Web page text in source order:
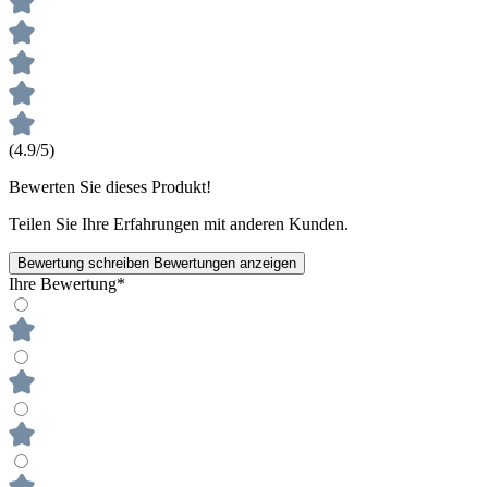
(4.9/5)
Bewerten Sie dieses Produkt!
Teilen Sie Ihre Erfahrungen mit anderen Kunden.
Bewertung schreiben Bewertungen anzeigen
Ihre Bewertung*